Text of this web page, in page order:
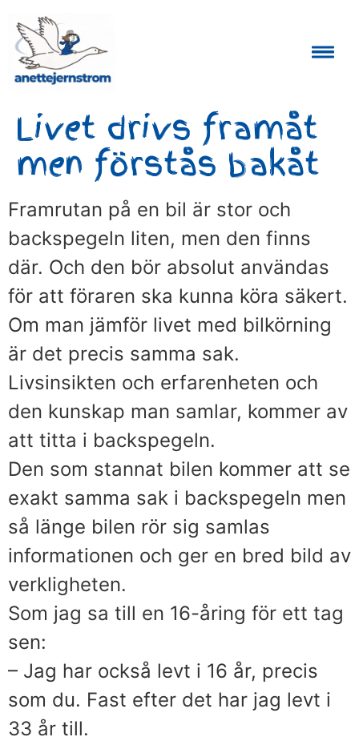
Livet drivs framåt
men förstås bakåt
Framrutan på en bil är stor och
backspegeln liten, men den finns
där. Och den bör absolut användas
för att föraren ska kunna köra säkert.
Om man jämför livet med bilkörning
är det precis samma sak.
Livsinsikten och erfarenheten och
den kunskap man samlar, kommer av
att titta i backspegeln.
Den som stannat bilen kommer att se
exakt samma sak i backspegeln men
så länge bilen rör sig samlas
informationen och ger en bred bild av
verkligheten.
Som jag sa till en 16-åring för ett tag
sen:
– Jag har också levt i 16 år, precis
som du. Fast efter det har jag levt i
33 år till.